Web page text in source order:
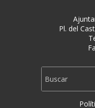
Pl. del